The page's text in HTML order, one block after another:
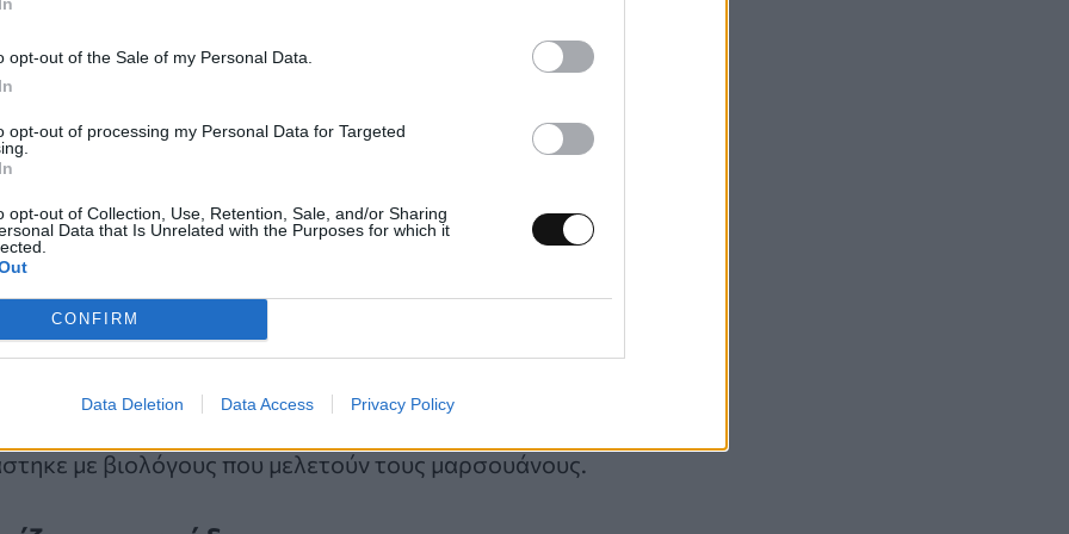
opt-out of the Sale of my Personal Data.
opt-out of processing my Personal Data for Targeted
opt-out of Collection, Use, Retention, Sale, and/or Sharing
Data that Is Unrelated with the Purposes for which it
CONFIRM
Data Deletion Data Access Privacy Policy
ο οποίος δεν συμμετείχε στην έρευνα. Οι πολυδεσμικοί
ότι
σχηματισμού από ροή μεθανίου στο ίζημα.
ότι, το βάθος δεν αλλάζει κατ’ αναλογία του πλάτους» ,
Ανεξάρτητα απ’ το εύρος, το βάθος των λάκκων είναι
αιτίας σχηματισμού των λάκκων, ο Scheider von Deimling,
του, βιολόγο και καταδύτη, ο οποίος του εξήγησε ότι ο
Phocoena), αναζητώντας χέλια μέσω της όσφρησης,
με βιολόγους που μελετούν τους μαρσουάνους.